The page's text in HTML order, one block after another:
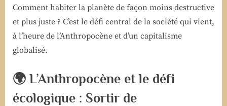
Comment habiter la planète de façon moins destructive
et plus juste ? C’est le défi central de la société qui vient,
à l’heure de l’Anthropocène et d’un capitalisme
globalisé.
🌍 L’Anthropocène et le défi
écologique : Sortir de